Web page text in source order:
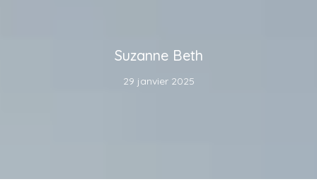
Suzanne Beth
29 janvier 2025